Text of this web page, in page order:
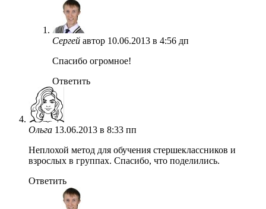
Сергей автор 10.06.2013 в 4:56 дп
Спасибо огромное!
Ответить
Ольга 13.06.2013 в 8:33 пп
Неплохой метод для обучения стершеклассников и
взрослых в группах. Спасибо, что поделились.
Ответить